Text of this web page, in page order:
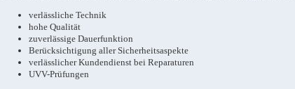
verlässliche Technik
hohe Qualität
zuverlässige Dauerfunktion
Berücksichtigung aller Sicherheitsaspekte
verlässlicher Kundendienst bei Reparaturen
UVV-Prüfungen